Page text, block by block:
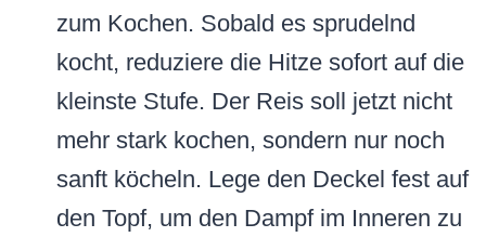
zum Kochen. Sobald es sprudelnd
kocht, reduziere die Hitze sofort auf die
kleinste Stufe. Der Reis soll jetzt nicht
mehr stark kochen, sondern nur noch
sanft köcheln. Lege den Deckel fest auf
den Topf, um den Dampf im Inneren zu